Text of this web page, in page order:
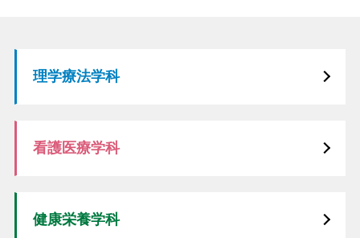
理学療法学科
看護医療学科
健康栄養学科